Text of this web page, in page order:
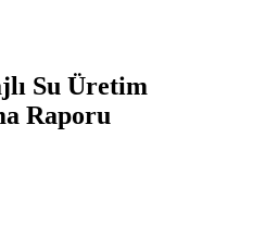
Su Üretim
Raporu